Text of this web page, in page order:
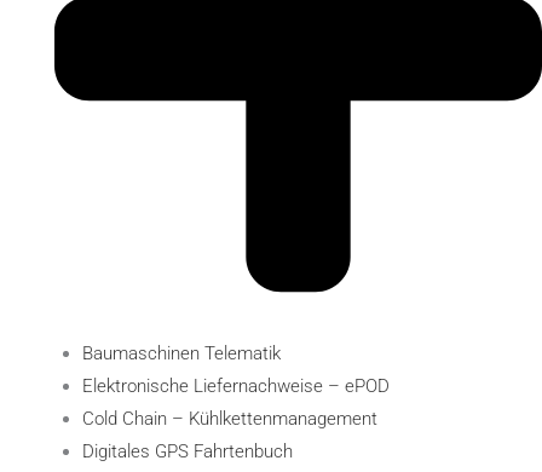
Baumaschinen Telematik
Elektronische Liefernachweise – ePOD
Cold Chain – Kühlkettenmanagement
Digitales GPS Fahrtenbuch